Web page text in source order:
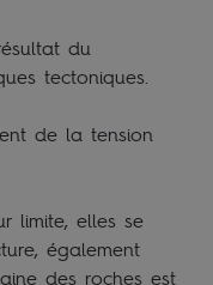
du
tectoniques.
de la tension
limite, elles se
également
des roches est